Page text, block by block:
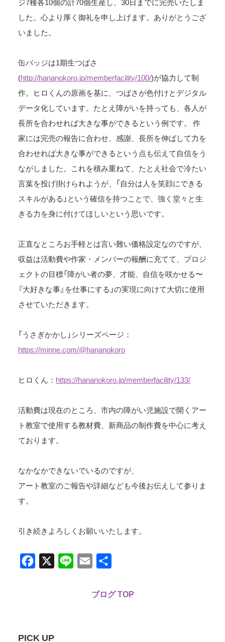
した。心より厚く御礼を申し上げます。ありがとうござ
いました。
缶バッジは1期生つばさ
(http://hananokoro.jp/memberfacility/100/)が協力して制
作。ヒロくんの原画を基に、つばさが色付けとデジタル
データ化しています。たとえ障がいを持っても、各人が
長所を合わせれば大きな事ができるという例です。作
家には完売の報告に合わせ、感謝、長所を伸ばして力を
合わせれば大きな事ができるという点も伝えて自信をう
ながしました。これを積み重ねて、たとえ社会で冷たい
言葉を投げ掛けられようが、「自分は人を笑顔にできる
スキルがある」という確信を持つことで、強く堂々と生
きる力を身に付けてほしいという思いです。
正直なところお手軽とは言い難い価格設定なのですが、
収益は活動費や作家・メンバーの報酬に充てて、プロジ
ェクトの目標「障がい者の夢、才能、自信を咲かせる〜
『大好きな事』を仕事にする」の実現に向けて大切に使用
させていただきます。
「うさぎかかし」シリーズページ：
https://minne.com/@hananokoro
ヒロくん： https://hananokoro.jp/memberfacility/133/
活動費は現在のところ、市内の障がい児施設で開くアー
ト教室で使用する教材費、新商品の制作費を中心に考え
ております。
なかなかできないでいるのですが、
アート教室のご報告や詳細なども今後お伝えして参りま
す。
引き続きよろしくお願いいたします。
Facebook
X Line Email
ブログ TOP
PICK UP